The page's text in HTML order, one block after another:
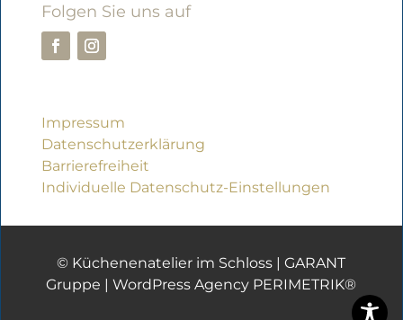
Folgen Sie uns auf
Impressum
Datenschutzerklärung
Barrierefreiheit
Individuelle Datenschutz-Einstellungen
© Küchenenatelier im Schloss |GARANT
Gruppe |WordPress Agency PERIMETRIK®